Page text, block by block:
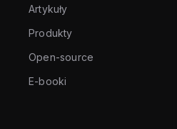
Artykuły
Produkty
Open-source
E-booki